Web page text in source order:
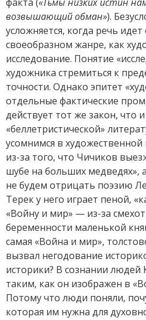
возвышающий обман»).
усложняется, когда речь
своеобразном жанре, как
исследование. Понятие
художника стремиться к
точности. Однако эпитет
отдельные фактические
действует тот же закон, что
«беллетристической»
усомнимся в
из-за того, что Чичиков
шубе на больших медведях»,
не будем отрицать поэзию
Терек у него играет пеной,
«Войну и мир» — из-за
беременности маленькой
самая «Война и мир»,
вызвал негодование
историки? В сознании людей
таким, как он изображен в
Потому что люди поняли,
которая им нужна для